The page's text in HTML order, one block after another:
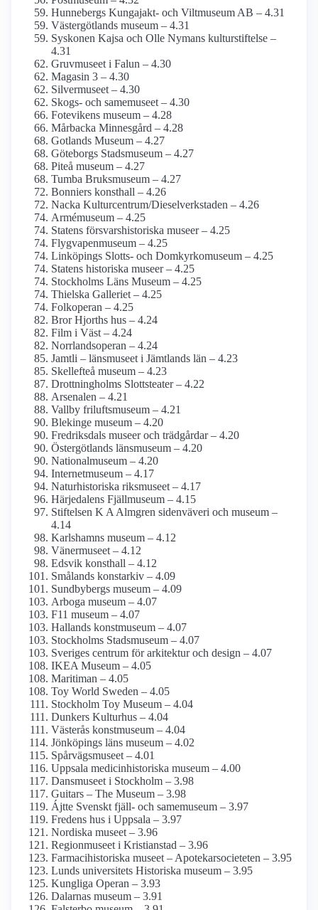
Hunnebergs Kungajakt- och Viltmuseum AB – 4.31
Västergötlands museum – 4.31
Syskonen Kajsa och Olle Nymans kulturstiftelse –
4.31
Gruvmuseet i Falun – 4.30
Magasin 3 – 4.30
Silvermuseet – 4.30
Skogs- och samemuseet – 4.30
Fotevikens museum – 4.28
Mårbacka Minnesgård – 4.28
Gotlands Museum – 4.27
Göteborgs Stadsmuseum – 4.27
Piteå museum – 4.27
Tumba Bruksmuseum – 4.27
Bonniers konsthall – 4.26
Nacka Kulturcentrum/­Dieselverkstaden – 4.26
Armé­museum – 4.25
Statens försvars­historiska museer – 4.25
Flygvapen­museum – 4.25
Linköpings Slotts- och Domkyrko­museum – 4.25
Statens historiska museer – 4.25
Stockholms Läns Museum – 4.25
Thielska Galleriet – 4.25
Folkoperan – 4.25
Bror Hjorths hus – 4.24
Film i Väst – 4.24
Norrlandsoperan – 4.24
Jamtli – länsmuseet i Jämtlands län – 4.23
Skellefteå museum – 4.23
Drottning­holms Slottsteater – 4.22
Arsenalen – 4.21
Vallby friluftsmuseum – 4.21
Blekinge museum – 4.20
Fredriksdals museer och trädgårdar – 4.20
Östergötlands länsmuseum – 4.20
National­museum – 4.20
Internet­museum – 4.17
Naturhistoriska riksmuseet – 4.17
Härjedalens Fjällmuseum – 4.15
Stiftelsen K A Almgren sidenväveri och museum –
4.14
Karlshamns museum – 4.12
Vänermuseet – 4.12
Edsvik konsthall – 4.12
Smålands konstarkiv – 4.09
Sundbybergs museum – 4.09
Arboga museum – 4.07
F11 museum – 4.07
Hallands konstmuseum – 4.07
Stockholms Stadsmuseum – 4.07
Sveriges centrum för arkitektur och design – 4.07
IKEA Museum – 4.05
Maritiman – 4.05
Toy World Sweden – 4.05
Stockholm Toy Museum – 4.04
Dunkers Kulturhus – 4.04
Västerås konstmuseum – 4.04
Jönköpings läns museum – 4.02
Spårvägsmuseet – 4.01
Uppsala medicinhistoriska museum – 4.00
Dansmuseet i Stockholm – 3.98
Guitars – The Museum – 3.98
Ájtte Svenskt fjäll- och same­museum – 3.97
Fredens hus i Uppsala – 3.97
Nordiska museet – 3.96
Regionmuseet i Kristianstad – 3.96
Farmaci­historiska museet – Apotekar­societeten – 3.95
Lunds universitets Historiska museum – 3.95
Kungliga Operan – 3.93
Dalarnas museum – 3.91